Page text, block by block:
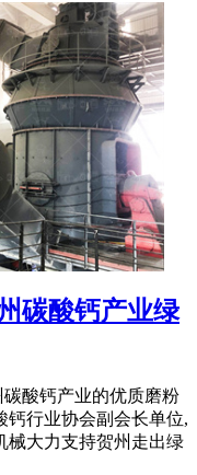
碳酸钙产业绿
酸钙产业的优质磨粉
钙行业协会副会长单位,
械大力支持贺州走出绿